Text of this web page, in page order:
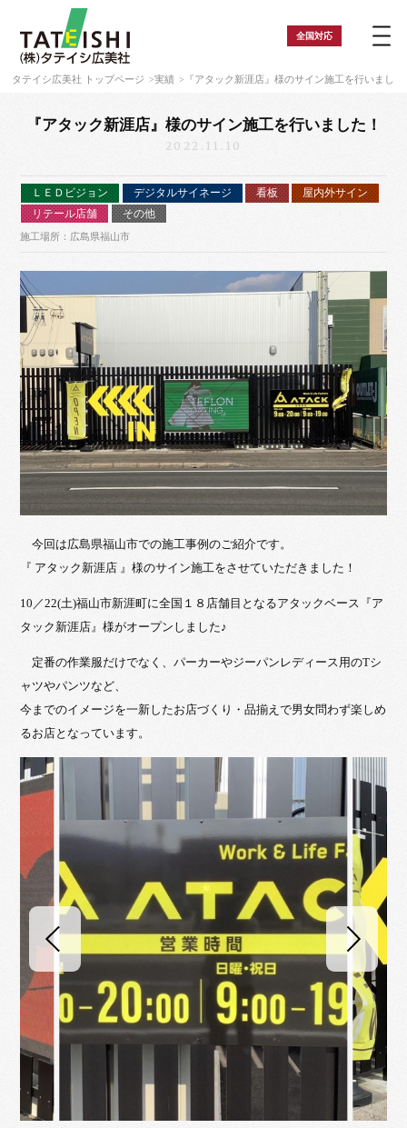
全国対応
タテイシ広美社 トップページ 実績 『アタック新涯店』様のサイン施工を行いました
『アタック新涯店』様のサイン施工を行いました！
2022.11.10
ＬＥＤビジョン デジタルサイネージ 看板
屋内外サイン
リテール店舗
その他
施工場所：広島県福山市
今回は広島県福山市での施工事例のご紹介です。
『 アタック新涯店 』様のサイン施工をさせていただきました！
10／22(土)福山市新涯町に全国１８店舗目となるアタックベース『ア
タック新涯店』様がオープンしました♪
定番の作業服だけでなく、パーカーやジーパンレディース用のTシ
ャツやパンツなど、
今までのイメージを一新したお店づくり・品揃えで男女問わず楽しめ
るお店となっています。